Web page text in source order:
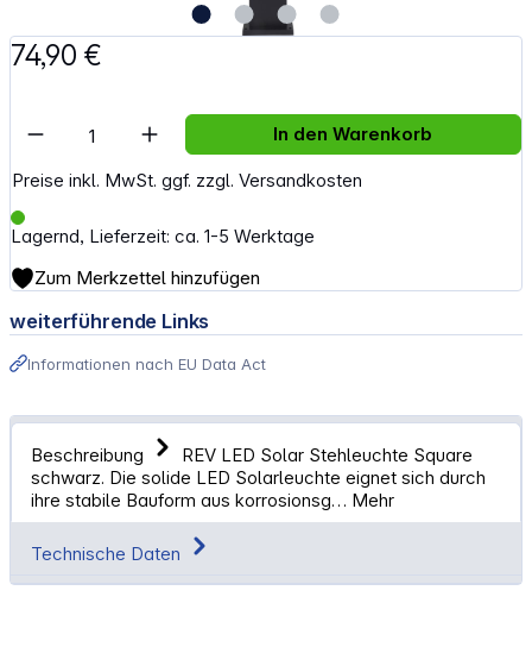
74,90 €
Preise inkl. MwSt. ggf. zzgl. Versandkosten
Lagernd, Lieferzeit: ca. 1-5 Werktage
Artikel Anzahl: Gib den gewünschten
In den Warenkorb
Zum Merkzettel hinzufügen
weiterführende Links
Informationen nach EU Data Act
Beschreibung
REV LED Solar Stehleuchte Square
schwarz. Die solide LED Solarleuchte eignet sich durch
ihre stabile Bauform aus korrosionsg… Mehr
Technische Daten